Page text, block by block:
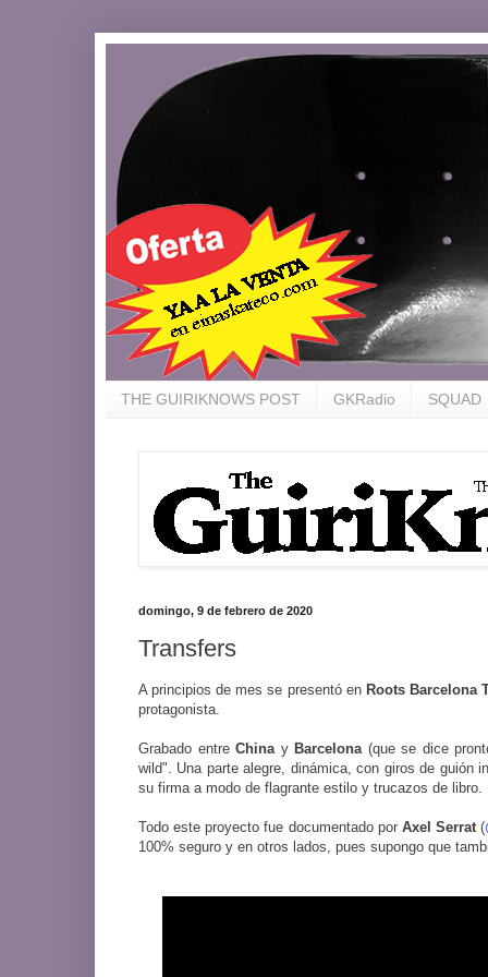
THE GUIRIKNOWS POST GKRadio SQUAD
domingo, 9 de febrero de 2020
Transfers
A principios de mes se presentó en Roots Barcelona
protagonista.
Grabado entreChinay Barcelona(que se dice
wild". Una parte alegre, dinámica, con giros de guión
su firma a modo de flagrante estilo y trucazos de libro.
Todo este proyecto fue documentado por Axel Serrat(
100% seguro y en otros lados, pues supongo que